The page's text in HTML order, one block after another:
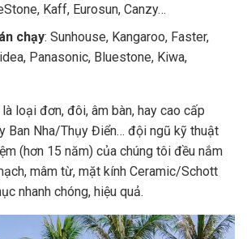
Kaff, Eurosun, Canzy…
chạy: Sunhouse, Kangaroo, Faster,
Panasonic, Bluestone, Kiwa,
loại đơn, đôi, âm bàn, hay cao cấp
Ban Nha/Thụy Điển… đội ngũ kỹ thuật
(hơn 15 năm) của chúng tôi đều nắm
mâm từ, mặt kính Ceramic/Schott
nhanh chóng, hiệu quả.